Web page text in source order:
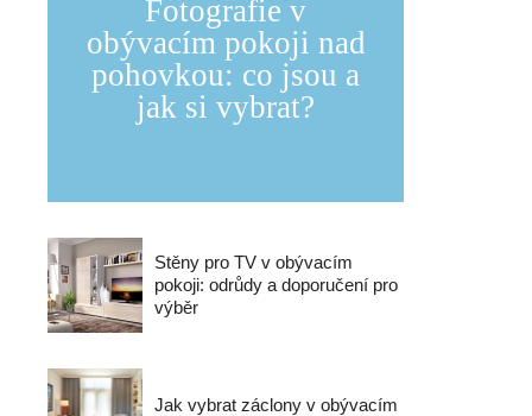
Fotografie v
obývacím pokoji nad
pohovkou: co jsou a
jak si vybrat?
Stěny pro TV v obývacím
pokoji: odrůdy a doporučení pro
výběr
Jak vybrat záclony v obývacím